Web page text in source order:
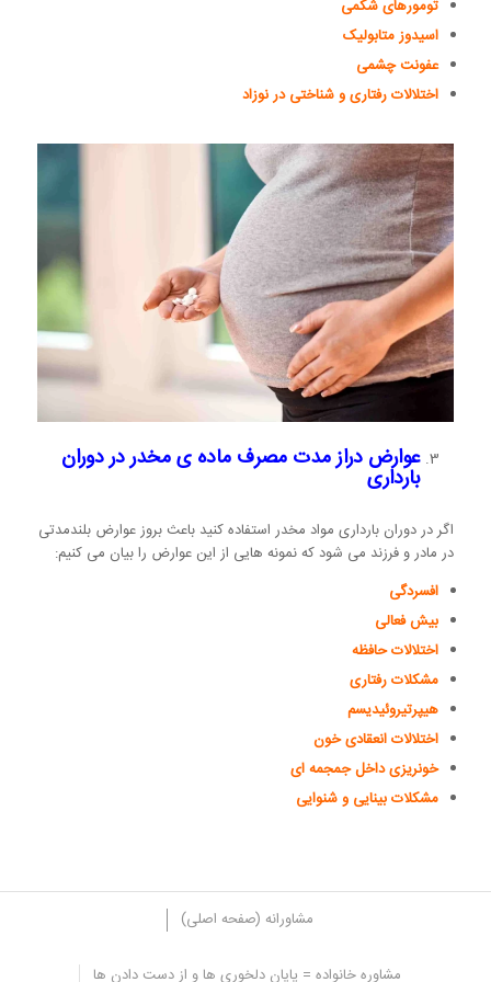
تومورهای شکمی
اسیدوز متابولیک
عفونت چشمی
اختلالات رفتاری و شناختی در نوزاد
عوارض دراز مدت مصرف ماده ی مخدر در دوران
بارداری
اگر در دوران بارداری مواد مخدر استفاده کنید باعث بروز عوارض بلندمدتی
در مادر و فرزند می شود که نمونه هایی از این عوارض را بیان می کنیم:
افسردگی
بیش فعالی
اختلالات حافظه
مشکلات رفتاری
هیپرتیروئیدیسم
اختلالات انعقادی خون
خونریزی داخل جمجمه ای
مشکلات بینایی و شنوایی
مشاورانه (صفحه اصلی)
مشاوره خانواده = پایان دلخوری ها و از دست دادن ها